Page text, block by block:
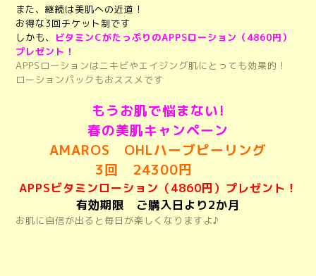
また、継続は美肌への近道！
お得な3回チケット制です
しかも、
ビタミンCがたっぷりのAPPSローション（4860円）
プレゼント！
APPSローションはニキビやエイジング肌にとっても効果的！
ローションパックもおススメです
もうお肌で悩まない!
春の美肌キャンペーン
AMAROS OHLハーブピーリング
3回 24300円
APPSビタミンローション（4860円）プレゼント！
有効期限 ご購入日より2か月
お肌に自信が出ると毎日が楽しくなりますよ♪